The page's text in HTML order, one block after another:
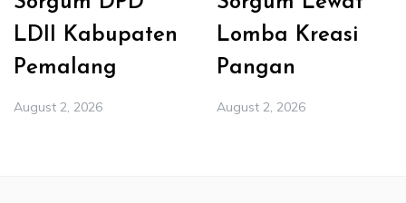
LDII Kabupaten
Pemalang
August 2, 2026
Lomba Kreasi
Pangan
August 2, 2026